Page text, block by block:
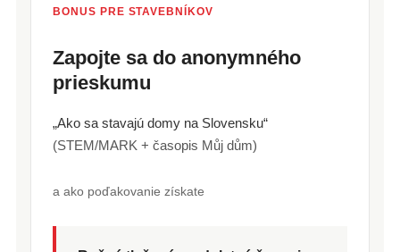
BONUS PRE STAVEBNÍKOV
Zapojte sa do anonymného
prieskumu
„Ako sa stavajú domy na Slovensku“
(STEM/MARK + časopis Můj dům)
a ako poďakovanie získate